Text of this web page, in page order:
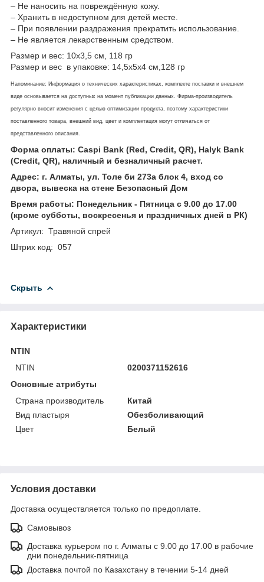
– Не наносить на повреждённую кожу.
– Хранить в недоступном для детей месте.
– При появлении раздражения прекратить использование.
– Не является лекарственным средством.
Размер и вес: 10х3,5 см, 118 гр
Размер и вес в упаковке: 14,5х5х4 см,128 гр
Напоминание: Информация о технических характеристиках, комплекте поставки и внешнем
виде основывается на доступных на момент публикации данных. Фирма-производитель
регулярно вносит изменения с целью оптимизации продукта, поэтому характеристики
поставленного товара, внешний вид, цвет и комплектация могут отличаться от
представленного описания.
Форма оплаты: Caspi Bank (Red, Credit, QR), Halyk Bank
(Credit, QR), наличный и безналичный расчет.
Адрес: г. Алматы, ул. Толе би 273а блок 4, вход со
двора, вывеска на стене Безопасный Дом
Время работы: Понедельник - Пятница с 9.00 до 17.00
(кроме субботы, воскресенья и праздничных дней в РК)
Артикул: Травяной спрей
Штрих код: 057
Скрыть
Характеристики
NTIN
NTIN
0200371152616
Основные атрибуты
Страна производитель
Китай
Вид пластыря
Обезболивающий
Цвет
Белый
Условия доставки
Доставка осуществляется только по предоплате.
Самовывоз
Доставка курьером по г. Алматы с 9.00 до 17.00 в рабочие
дни понедельник-пятница
Доставка почтой по Казахстану в течении 5-14 дней